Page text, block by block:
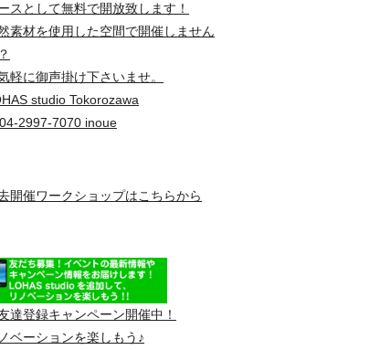
スとして無料で開放致します！
素材を使用した空間で開催しません
軽に御声掛け下さいませ。
studio Tokorozawa
04-2997-7070 inoue
開催ワークショップはこちらから
達登録キャンペーン開催中！
ベーションを楽しもう♪